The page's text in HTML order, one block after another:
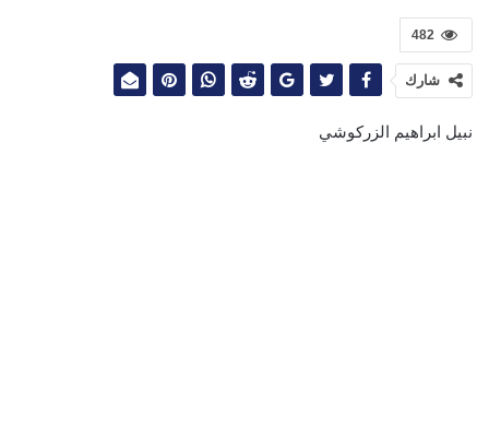
482
شارك
نبيل ابراهيم الزركوشي